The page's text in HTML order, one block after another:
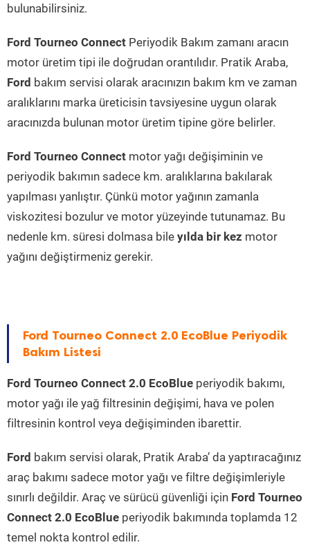
bulunabilirsiniz.
Ford Tourneo Connect Periyodik Bakım zamanı aracın
motor üretim tipi ile doğrudan orantılıdır. Pratik Araba,
Ford bakım servisi olarak aracınızın bakım km ve zaman
aralıklarını marka üreticisin tavsiyesine uygun olarak
aracınızda bulunan motor üretim tipine göre belirler.
Ford Tourneo Connect motor yağı değişiminin ve
periyodik bakımın sadece km. aralıklarına bakılarak
yapılması yanlıştır. Çünkü motor yağının zamanla
viskozitesi bozulur ve motor yüzeyinde tutunamaz. Bu
nedenle km. süresi dolmasa bile yılda bir kez motor
yağını değiştirmeniz gerekir.
Ford Tourneo Connect 2.0 EcoBlue Periyodik
Bakım Listesi
Ford Tourneo Connect 2.0 EcoBlue periyodik bakımı,
motor yağı ile yağ filtresinin değişimi, hava ve polen
filtresinin kontrol veya değişiminden ibarettir.
Ford bakım servisi olarak, Pratik Araba’ da yaptıracağınız
araç bakımı sadece motor yağı ve filtre değişimleriyle
sınırlı değildir. Araç ve sürücü güvenliği için Ford Tourneo
Connect 2.0 EcoBlue periyodik bakımında toplamda 12
temel nokta kontrol edilir.